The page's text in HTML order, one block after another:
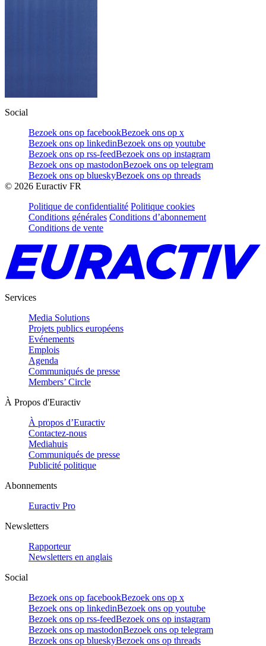
Social
Bezoek ons op facebookBezoek ons op x
Bezoek ons op linkedinBezoek ons op youtube
Bezoek ons op rss-feedBezoek ons op instagram
Bezoek ons op mastodonBezoek ons op telegram
Bezoek ons op blueskyBezoek ons op threads
© 2026 Euractiv FR
Politique de confidentialité Politique cookies
Conditions générales Conditions d’abonnement
Conditions de vente
Services
Media Solutions
Projets publics européens
Evénements
Emplois
Agenda
Communiqués de presse
Members’ Circle
À Propos d'Euractiv
À propos d’Euractiv
Contactez-nous
Mediahuis
Communiqués de presse
Publicité politique
Abonnements
Euractiv Pro
Newsletters
Rapporteur
Newsletters en anglais
Social
Bezoek ons op facebookBezoek ons op x
Bezoek ons op linkedinBezoek ons op youtube
Bezoek ons op rss-feedBezoek ons op instagram
Bezoek ons op mastodonBezoek ons op telegram
Bezoek ons op blueskyBezoek ons op threads